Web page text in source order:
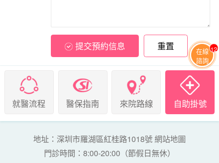
提交預約信息 重置
就醫流程 醫保指南 來院路線 自助掛號
地址：深圳市羅湖區紅桂路1018號網站地圖
門診時間：8:00-20:00（節假日無休）
在線
諮詢
12